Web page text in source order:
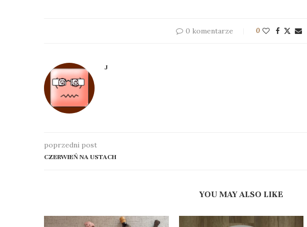
0 komentarze 0
J
poprzedni post
CZERWIEŃ NA USTACH
YOU MAY ALSO LIKE